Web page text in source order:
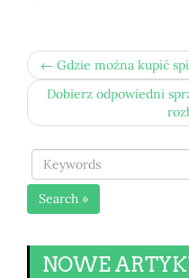
← Gdzie można kupić
Dobierz odpowiedni
Search »
NOWE